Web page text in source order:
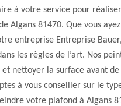
à votre service pour
Algans 81470. Que vous
entreprise Entreprise
les règles de l’art. Nos
et nettoyer la surface avant
à vous conseiller sur le
votre plafond à Algans